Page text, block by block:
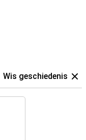
Wis geschiedenis